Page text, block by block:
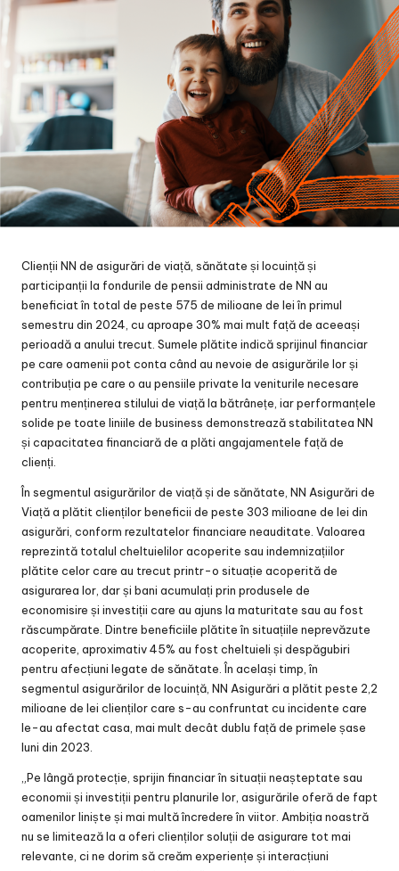
Clienții NN de asigurări de viață, sănătate și locuință și
participanții la fondurile de pensii administrate de NN au
beneficiat în total de peste 575 de milioane de lei în primul
semestru din 2024, cu aproape 30% mai mult față de aceeași
perioadă a anului trecut. Sumele plătite indică sprijinul financiar
pe care oamenii pot conta când au nevoie de asigurările lor și
contribuția pe care o au pensiile private la veniturile necesare
pentru menținerea stilului de viață la bătrânețe, iar performanțele
solide pe toate liniile de business demonstrează stabilitatea NN
și capacitatea financiară de a plăti angajamentele față de
clienți.
În segmentul asigurărilor de viață și de sănătate, NN Asigurări de
Viață a plătit clienților beneficii de peste 303 milioane de lei din
asigurări, conform rezultatelor financiare neauditate. Valoarea
reprezintă totalul cheltuielilor acoperite sau indemnizațiilor
plătite celor care au trecut printr-o situație acoperită de
asigurarea lor, dar și bani acumulați prin produsele de
economisire și investiții care au ajuns la maturitate sau au fost
răscumpărate. Dintre beneficiile plătite în situațiile neprevăzute
acoperite, aproximativ 45% au fost cheltuieli și despăgubiri
pentru afecțiuni legate de sănătate. În același timp, în
segmentul asigurărilor de locuință, NN Asigurări a plătit peste 2,2
milioane de lei clienților care s-au confruntat cu incidente care
le-au afectat casa, mai mult decât dublu față de primele șase
luni din 2023.
„Pe lângă protecție, sprijin financiar în situații neașteptate sau
economii și investiții pentru planurile lor, asigurările oferă de fapt
oamenilor liniște și mai multă încredere în viitor. Ambiția noastră
nu se limitează la a oferi clienților soluții de asigurare tot mai
relevante, ci ne dorim să creăm experiențe și interacțiuni